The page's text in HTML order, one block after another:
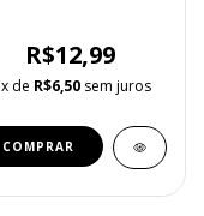
R$12,99
x de R$6,50 sem juros